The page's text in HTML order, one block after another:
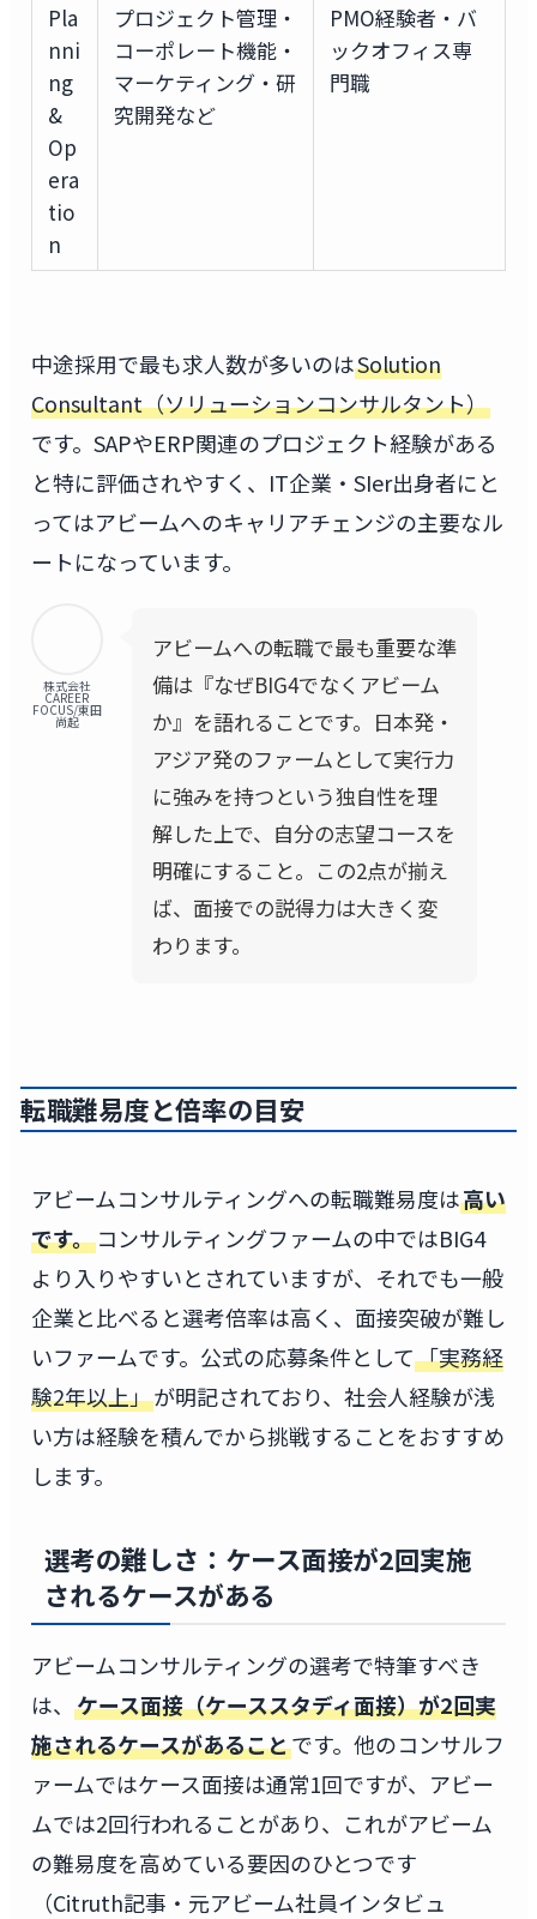
Pla
nni
ng
&
Op
era
tio
n
プロジェクト管理・
コーポレート機能・
マーケティング・研
究開発など
PMO経験者・バ
ックオフィス専
門職
中途採用で最も求人数が多いのはSolution
Consultant（ソリューションコンサルタント）
です。SAPやERP関連のプロジェクト経験がある
と特に評価されやすく、IT企業・SIer出身者にと
ってはアビームへのキャリアチェンジの主要なル
ートになっています。
株式会社
CAREER
FOCUS/東田
尚起
アビームへの転職で最も重要な準
備は『なぜBIG4でなくアビーム
か』を語れることです。日本発・
アジア発のファームとして実行力
に強みを持つという独自性を理
解した上で、自分の志望コースを
明確にすること。この2点が揃え
ば、面接での説得力は大きく変
わります。
転職難易度と倍率の目安
アビームコンサルティングへの転職難易度は高い
です。コンサルティングファームの中ではBIG4
より入りやすいとされていますが、それでも一般
企業と比べると選考倍率は高く、面接突破が難し
いファームです。公式の応募条件として「実務経
験2年以上」が明記されており、社会人経験が浅
い方は経験を積んでから挑戦することをおすすめ
します。
選考の難しさ：ケース面接が2回実施
されるケースがある
アビームコンサルティングの選考で特筆すべき
は、 ケース面接（ケーススタディ面接）が2回実
施されるケースがあることです。他のコンサルフ
ァームではケース面接は通常1回ですが、アビー
ムでは2回行われることがあり、これがアビーム
の難易度を高めている要因のひとつです
（Citruth記事・元アビーム社員インタビュ